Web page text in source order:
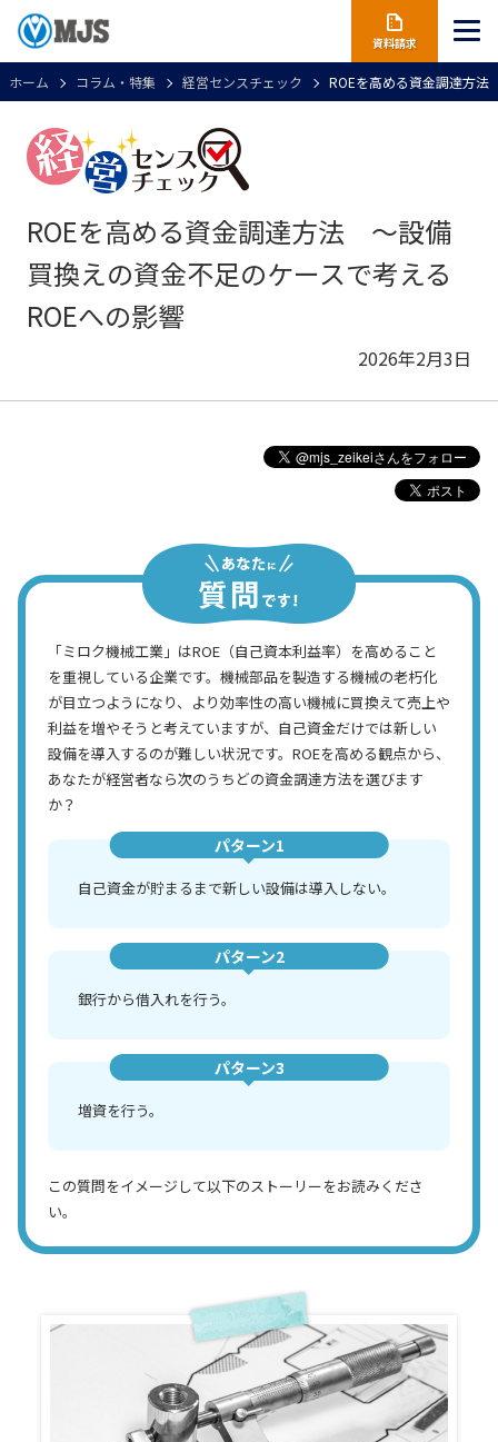
資料請求
ホーム コラム・特集 経営センスチェック ROEを高める資金調達方
ROEを高める資金調達方法 ～設備
買換えの資金不足のケースで考える
ROEへの影響
2026年2月3日
「ミロク機械工業」はROE（自己資本利益率）を高めること
を重視している企業です。機械部品を製造する機械の老朽化
が目立つようになり、より効率性の高い機械に買換えて売上や
利益を増やそうと考えていますが、自己資金だけでは新しい
設備を導入するのが難しい状況です。ROEを高める観点から、
あなたが経営者なら次のうちどの資金調達方法を選びます
か？
パターン1
自己資金が貯まるまで新しい設備は導入しない。
パターン2
銀行から借入れを行う。
パターン3
増資を行う。
この質問をイメージして以下のストーリーをお読みくださ
い。